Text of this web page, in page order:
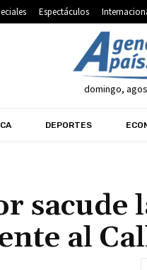
Espectáculos
domingo,
DEPORTES
sacude
al